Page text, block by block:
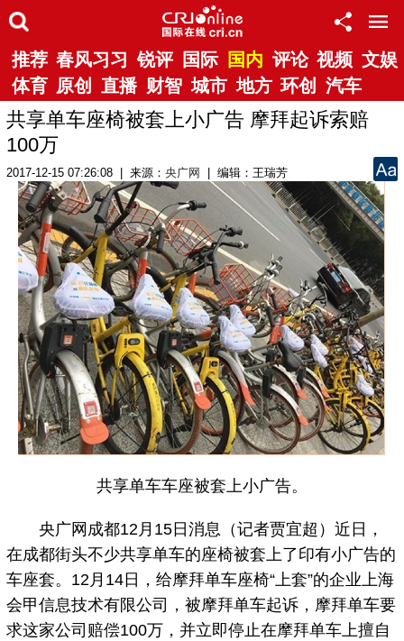
推荐 春风习习 锐评 国际 国内 评论 视频 文娱
体育 原创 直播 财智 城市 地方 环创 汽车
共享单车座椅被套上小广告 摩拜起诉索赔
100万
2017-12-15 07:26:08 | 来源：央广网 | 编辑：王瑞芳
共享单车车座被套上小广告。
央广网成都12月15日消息（记者贾宜超）近日，
在成都街头不少共享单车的座椅被套上了印有小广告的
车座套。12月14日，给摩拜单车座椅“上套”的企业上海
会甲信息技术有限公司，被摩拜单车起诉，摩拜单车要
求这家公司赔偿100万，并立即停止在摩拜单车上擅自